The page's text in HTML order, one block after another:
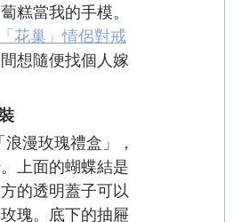
糕當我的手模。
花巢」情侶對戒
想隨便找個人嫁
漫玫瑰禮盒」，
上面的蝴蝶結是
的透明蓋子可以
瑰。底下的抽屜